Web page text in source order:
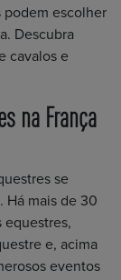
podem escolher
Descubra
cavalos e
na França
se
. Há mais de 30
equestres,
e, acima
eventos